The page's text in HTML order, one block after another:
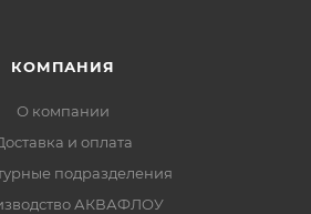
КОМПАНИЯ
О компании
и оплата
подразделения
АКВАФЛОУ